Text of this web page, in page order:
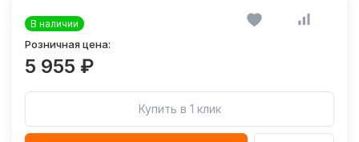
В наличии
Розничная цена:
5 955 ₽
Купить в 1 клик